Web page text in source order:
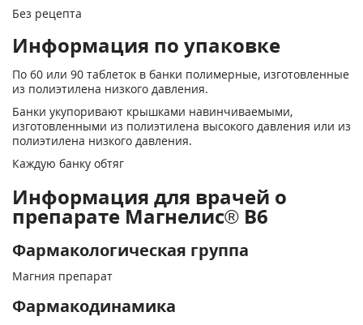
Без рецепта
Информация по упаковке
По 60 или 90 таблеток в банки полимерные, изготовленные
из полиэтилена низкого давления.
Банки укупоривают крышками навинчиваемыми,
изготовленными из полиэтилена высокого давления или из
полиэтилена низкого давления.
Каждую банку обтяг
Информация для врачей о
препарате Магнелис® В6
Фармакологическая группа
Магния препарат
Фармакодинамика